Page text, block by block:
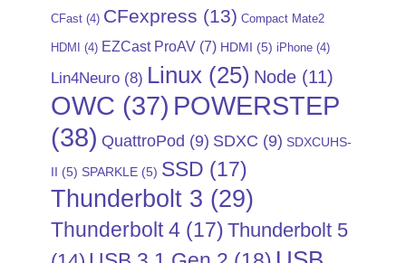
CFast (4) CFexpress (13) Compact Mate2
HDMI (4) EZCast ProAV (7) HDMI (5) iPhone (4)
Lin4Neuro (8) Linux (25) Node (11)
OWC (37) POWERSTEP
(38) QuattroPod (9) SDXC (9) SDXCUHS-
II (5) SPARKLE (5) SSD (17)
Thunderbolt 3 (29)
Thunderbolt 4 (17) Thunderbolt 5